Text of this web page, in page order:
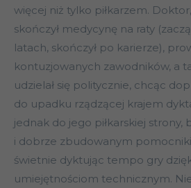
więcej niż tylko piłkarzem.
skończył medycynę na raty
latach, skończył po karierze),
kontuzjowanych zawodników, a
udzielał się politycznie, chcąc
do upadku rządzącej krajem
jednak do jego piłkarskiej strony,
i dobrze zbudowanym
świetnie dyktując tempo gry
umiejętnościom technicznym.